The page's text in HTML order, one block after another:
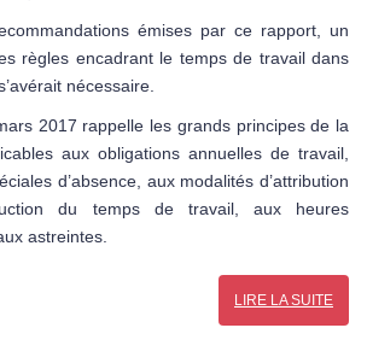
émises par ce rapport, un
règles encadrant le temps de travail dans
nécessaire.
2017 rappelle les grands principes de la
aux obligations annuelles de travail,
d’absence, aux modalités d’attribution
du temps de travail, aux heures
astreintes.
LIRE LA SUITE